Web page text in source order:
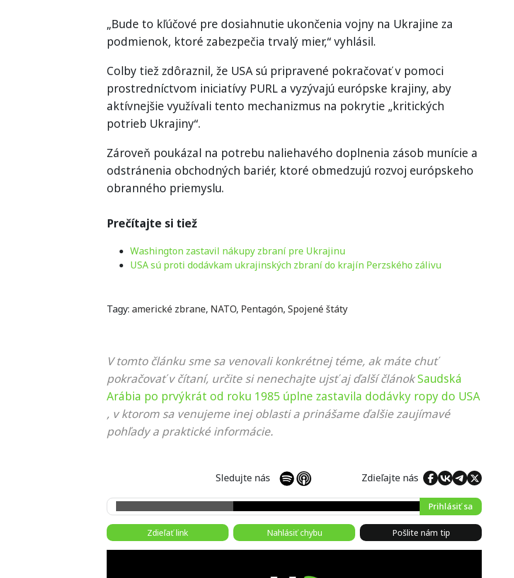
„Bude to kľúčové pre dosiahnutie ukončenia vojny na Ukrajine za
podmienok, ktoré zabezpečia trvalý mier,“ vyhlásil.
Colby tiež zdôraznil, že USA sú pripravené pokračovať v pomoci
prostredníctvom iniciatívy PURL a vyzývajú európske krajiny, aby
aktívnejšie využívali tento mechanizmus na pokrytie „kritických
potrieb Ukrajiny“.
Zároveň poukázal na potrebu naliehavého doplnenia zásob munície a
odstránenia obchodných bariér, ktoré obmedzujú rozvoj európskeho
obranného priemyslu.
Prečítajte si tiež
Washington zastavil nákupy zbraní pre Ukrajinu
USA sú proti dodávkam ukrajinských zbraní do krajín Perzského zálivu
Tagy: americké zbrane, NATO, Pentagón, Spojené štáty
V tomto článku sme sa venovali konkrétnej téme, ak máte chuť
pokračovať v čítaní, určite si nenechajte ujsť aj ďalší článok Saudská
Arábia po prvýkrát od roku 1985 úplne zastavila dodávky ropy do USA
, v ktorom sa venujeme inej oblasti a prinášame ďalšie zaujímavé
pohľady a praktické informácie.
Sledujte nás Zdieľajte nás
Prihlásiť sa
Zdieľať link Nahlásiť chybu Pošlite nám tip